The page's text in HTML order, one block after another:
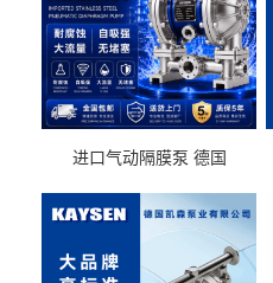
进口气动隔膜泵 德国
送气动泵